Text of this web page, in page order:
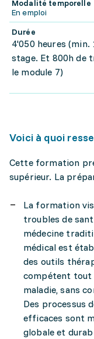
Modalité temporelle
En emploi
Durée
4'050 heures (min.
stage. Et 800h de
le module 7)
Voici à quoi
Cette formation
supérieur. La
La formation
troubles de
médecine
médical est
des outils
compétent tout
maladie, sans
Des processus
efficaces sont
globale et